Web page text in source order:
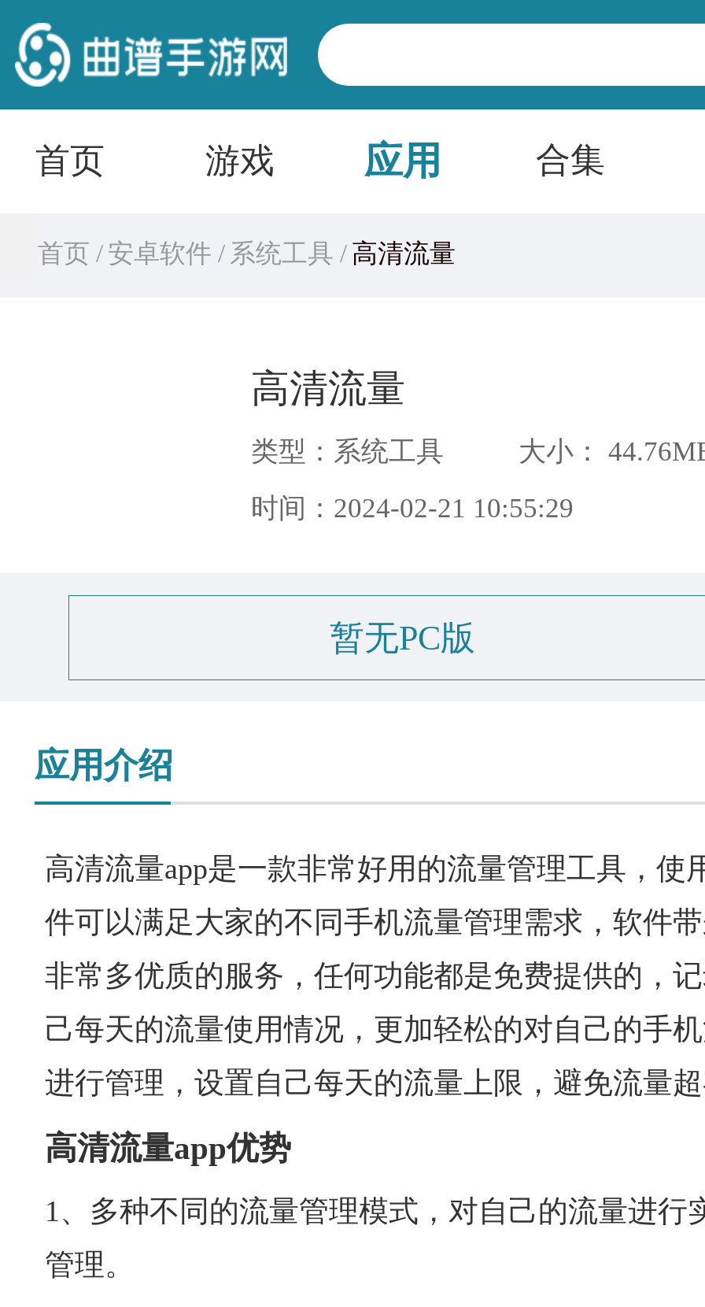
首页 游戏 应用 合集
首页 / 安卓软件 / 系统工具 / 高清流量
高清流量
类型：系统工具
大小：
时间：2024-02-21 10:55:29
暂无PC版
应用介绍
高清流量app是一款非常好用的流量管理工具，使
件可以满足大家的不同手机流量管理需求，软件
非常多优质的服务，任何功能都是免费提供的，
己每天的流量使用情况，更加轻松的对自己的手
进行管理，设置自己每天的流量上限，避免流量
高清流量app优势
1、多种不同的流量管理模式，对自己的流量进行
管理。